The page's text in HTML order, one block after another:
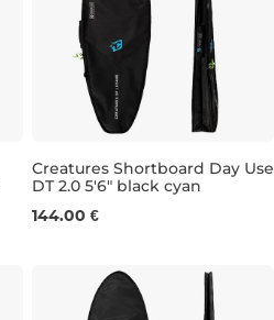
5'6"
Creatures Shortboard Day Use
DT 2.0 5'6" black cyan
144.00 €